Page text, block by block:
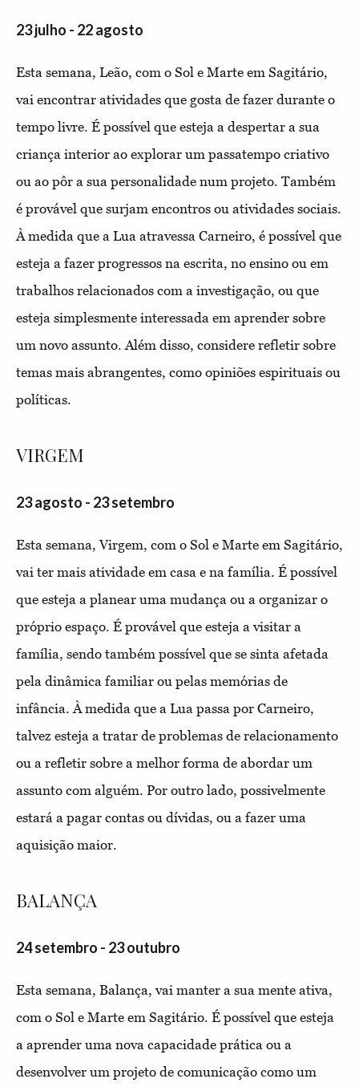
23 julho - 22 agosto
Esta semana, Leão, com o Sol e Marte em Sagitário,
vai encontrar atividades que gosta de fazer durante o
tempo livre. É possível que esteja a despertar a sua
criança interior ao explorar um passatempo criativo
ou ao pôr a sua personalidade num projeto. Também
é provável que surjam encontros ou atividades sociais.
À medida que a Lua atravessa Carneiro, é possível que
esteja a fazer progressos na escrita, no ensino ou em
trabalhos relacionados com a investigação, ou que
esteja simplesmente interessada em aprender sobre
um novo assunto. Além disso, considere refletir sobre
temas mais abrangentes, como opiniões espirituais ou
políticas.
VIRGEM
23 agosto - 23 setembro
Esta semana, Virgem, com o Sol e Marte em Sagitário,
vai ter mais atividade em casa e na família. É possível
que esteja a planear uma mudança ou a organizar o
próprio espaço. É provável que esteja a visitar a
família, sendo também possível que se sinta afetada
pela dinâmica familiar ou pelas memórias de
infância. À medida que a Lua passa por Carneiro,
talvez esteja a tratar de problemas de relacionamento
ou a refletir sobre a melhor forma de abordar um
assunto com alguém. Por outro lado, possivelmente
estará a pagar contas ou dívidas, ou a fazer uma
aquisição maior.
BALANÇA
24 setembro - 23 outubro
Esta semana, Balança, vai manter a sua mente ativa,
com o Sol e Marte em Sagitário. É possível que esteja
a aprender uma nova capacidade prática ou a
desenvolver um projeto de comunicação como um